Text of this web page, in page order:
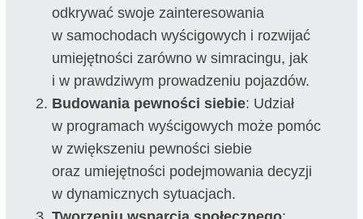
odkrywać swoje zainteresowania
w samochodach wyścigowych i rozwijać
umiejętności zarówno w simracingu, jak
i w prawdziwym prowadzeniu pojazdów.
Budowania pewności siebie: Udział
w programach wyścigowych może pomóc
w zwiększeniu pewności siebie
oraz umiejętności podejmowania decyzji
w dynamicznych sytuacjach.